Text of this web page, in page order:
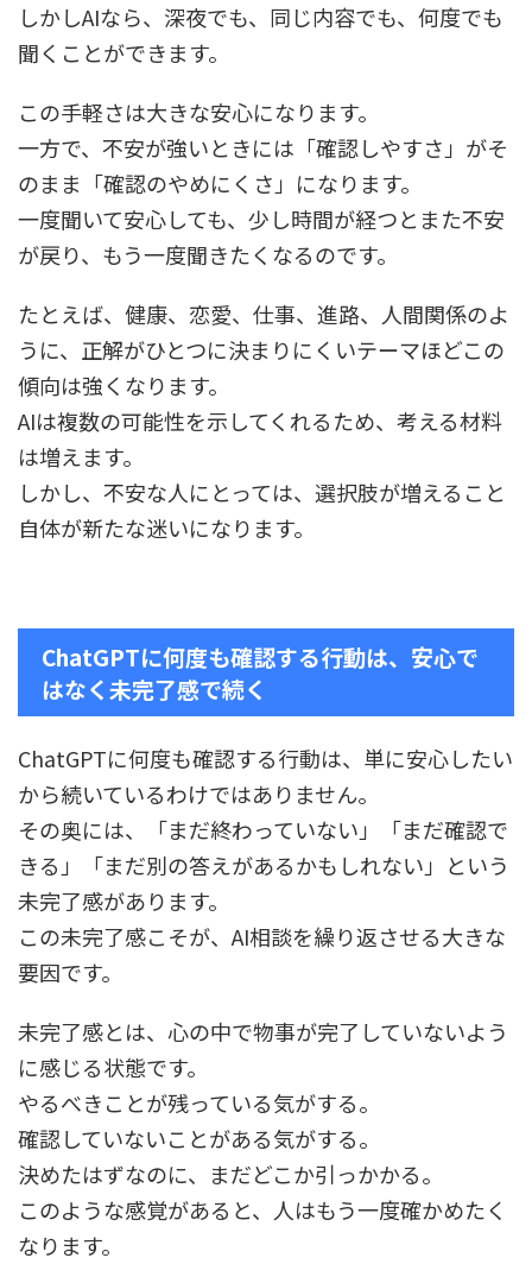
しかしAIなら、深夜でも、同じ内容でも、何度でも
聞くことができます。
この手軽さは大きな安心になります。
一方で、不安が強いときには「確認しやすさ」がそ
のまま「確認のやめにくさ」になります。
一度聞いて安心しても、少し時間が経つとまた不安
が戻り、もう一度聞きたくなるのです。
たとえば、健康、恋愛、仕事、進路、人間関係のよ
うに、正解がひとつに決まりにくいテーマほどこの
傾向は強くなります。
AIは複数の可能性を示してくれるため、考える材料
は増えます。
しかし、不安な人にとっては、選択肢が増えること
自体が新たな迷いになります。
ChatGPTに何度も確認する行動は、安心で
はなく未完了感で続く
ChatGPTに何度も確認する行動は、単に安心したい
から続いているわけではありません。
その奥には、「まだ終わっていない」「まだ確認で
きる」「まだ別の答えがあるかもしれない」という
未完了感があります。
この未完了感こそが、AI相談を繰り返させる大きな
要因です。
未完了感とは、心の中で物事が完了していないよう
に感じる状態です。
やるべきことが残っている気がする。
確認していないことがある気がする。
決めたはずなのに、まだどこか引っかかる。
このような感覚があると、人はもう一度確かめたく
なります。